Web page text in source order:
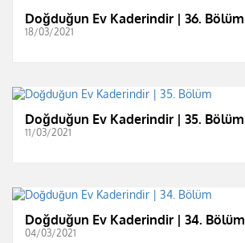
Doğduğun Ev Kaderindir | 36. Bölüm
18/03/2021
Doğduğun Ev Kaderindir | 35. Bölüm
11/03/2021
Doğduğun Ev Kaderindir | 34. Bölüm
04/03/2021